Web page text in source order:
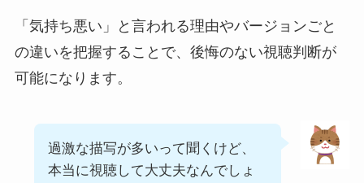
「気持ち悪い」と言われる理由やバージョンごと
の違いを把握することで、後悔のない視聴判断が
可能になります。
過激な描写が多いって聞くけど、
本当に視聴して大丈夫なんでしょ